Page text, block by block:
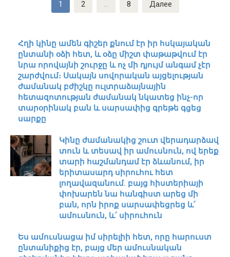
1 2 8 Далее
Հղի կինը ամեն գիշեր քնում էր իր հսկայական
ընտանի օձի հետ, և օձը միշտ փաթաթվում էր
նրա որովայնի շուրջը և ոչ մի դյույմ անգամ չէր
շարժվում։ Սակայն սովորական այցելության
ժամանակ բժիշկը ուլտրաձայնային
հետազոտության ժամանակ նկատեց ինչ-որ
տարօրինակ բան և սարսափից գրեթե գցեց
սարքը
Կինը ժամանակից շուտ վերադարձավ
տուն և տեսավ իր ամուսնուն, ով երեք
տարի հաշմանդամ էր ձևանում, իր
երիտասարդ սիրուհու հետ
լողավազանում. բայց հիստերիայի
փոխարեն նա հանգիստ արեց մի
բան, որն իրոք սարսափեցրեց և՛
ամուսնուն, և՛ սիրուհուն
Ես ամուսնացա իմ սիրելիի հետ, որը հարուստ
ընտանիքից էր, բայց մեր ամուսնական